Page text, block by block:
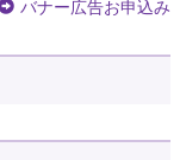
バナー広告お申込み